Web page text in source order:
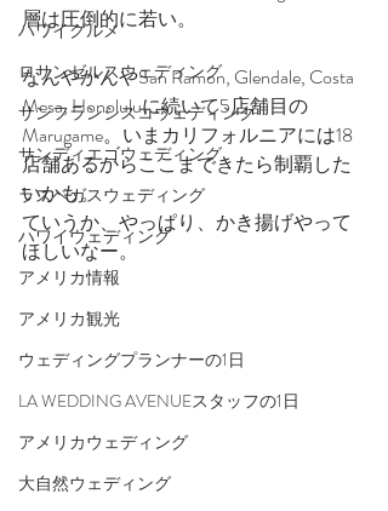
ハワイグルメ
ロサンゼルスウェディング
サンフランシスコウェディング
サンディエゴウェディング
ラスベガスウェディング
ハワイウェディング
アメリカ情報
アメリカ観光
ウェディングプランナーの1日
LA WEDDING AVENUEスタッフの1日
アメリカウェディング
大自然ウェディング
層は圧倒的に若い。
なんやかんやSan Ramon, Glendale, Costa
Mesa, Honoluluに続いて5店舗目の
Marugame。いまカリフォルニアには18
店舗あるからここまできたら制覇した
いかも。
ていうか、やっぱり、かき揚げやって
ほしいなー。